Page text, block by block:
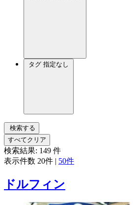
タグ 指定なし
検索する
すべてクリア
検索結果: 149 件
表示件数 20件 | 50件
ドルフィン